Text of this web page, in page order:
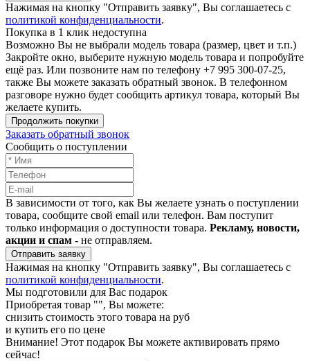
Нажимая на кнопку "Отправить заявку", Вы соглашаетесь с
политикой конфиденциальности.
Покупка в 1 клик недоступна
Возможно Вы не выбрали модель товара (размер, цвет и т.п.)
Закройте окно, выберите нужную модель товара и попробуйте
ещё раз. Или позвоните нам по телефону +7 995 300-07-25,
также Вы можете заказать обратный звонок. В телефонном
разговоре нужно будет сообщить артикул товара, который Вы
желаете купить.
Продолжить покупки
Заказать обратный звонок
Сообщить о поступлении
В зависимости от того, как Вы желаете узнать о поступлении
товара, сообщите свой email или телефон. Вам поступит
только информация о доступности товара. Рекламу, новости,
акции и спам - не отправляем.
Отправить заявку
Нажимая на кнопку "Отправить заявку", Вы соглашаетесь с
политикой конфиденциальности.
Мы подготовили для Вас подарок
Приобретая товар "", Вы можете:
снизить стоимость этого товара на руб
и купить его по цене
Внимание! Этот подарок Вы можете активировать прямо
сейчас!